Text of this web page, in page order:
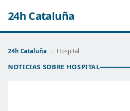
24h Cataluña
24h Cataluña › Hospital
NOTICIAS SOBRE HOSPITAL